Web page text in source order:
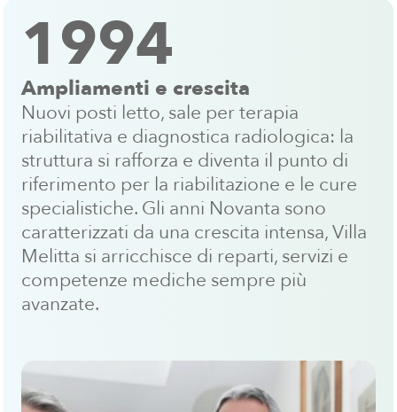
1994
Ampliamenti e crescita
Nuovi posti letto, sale per terapia
riabilitativa e diagnostica radiologica: la
struttura si rafforza e diventa il punto di
riferimento per la riabilitazione e le cure
specialistiche. Gli anni Novanta sono
caratterizzati da una crescita intensa, Villa
Melitta si arricchisce di reparti, servizi e
competenze mediche sempre più
avanzate.